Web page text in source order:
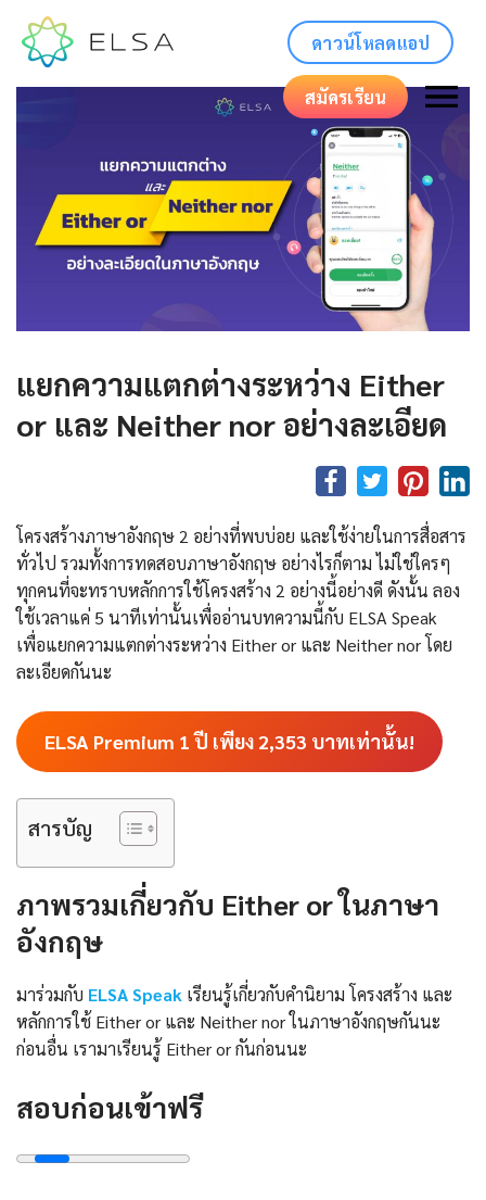
ดาวน์โหลดแอป
สมัครเรียน
แยกความแตกต่างระหว่าง Either
or และ Neither nor อย่างละเอียด
โครงสร้างภาษาอังกฤษ 2 อย่างที่พบบ่อย และใช้ง่ายในการสื่อสาร
ทั่วไป รวมทั้งการทดสอบภาษาอังกฤษ อย่างไรก็ตาม ไม่ใช่ใครๆ
ทุกคนที่จะทราบหลักการใช้โครงสร้าง 2 อย่างนี้อย่างดี ดังนั้น ลอง
ใช้เวลาแค่ 5 นาทีเท่านั้นเพื่ออ่านบทความนี้กับ ELSA Speak
เพื่อแยกความแตกต่างระหว่าง Either or และ Neither nor โดย
ละเอียดกันนะ
ELSA Premium 1 ปี เพียง2,353 บาทเท่านั้น!
สารบัญ
ภาพรวมเกี่ยวกับ Either or ในภาษา
อังกฤษ
มาร่วมกับ ELSA Speak เรียนรู้เกี่ยวกับคำนิยาม โครงสร้าง และ
หลักการใช้ Either or และ Neither nor ในภาษาอังกฤษกันนะ
ก่อนอื่น เรามาเรียนรู้ Either or กันก่อนนะ
สอบก่อนเข้าฟรี